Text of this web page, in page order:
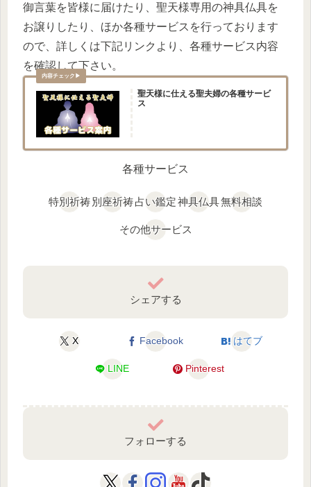
御言葉を皆様に届けたり、聖天様専用の神具仏具を
お譲りしたり、ほか各種サービスを行っております
ので、詳しくは下記リンクより、各種サービス内容
を確認して下さい。
聖天様に仕える聖夫婦の各種サービ
ス
各種サービス
特別祈祷別座祈祷占い鑑定神具仏具無料相談
その他サービス
シェアする
X Facebook はてブ
LINE Pinterest
フォローする